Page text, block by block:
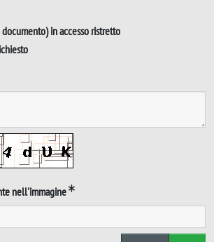
in accesso ristretto
nell'immagine